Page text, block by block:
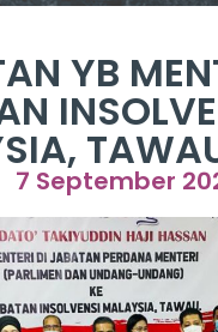
YB
7 September